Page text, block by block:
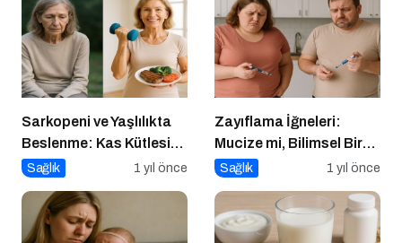
Sarkopeni ve Yaşlılıkta
Beslenme: Kas Kütlesi
Nasıl Korunur?
Sağlık 1 yıl önce
Zayıflama İğneleri:
Mucize mi, Bilimsel Bir
Araç mı?
Sağlık 1 yıl önce